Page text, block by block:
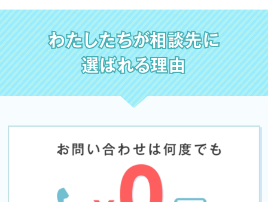
わたしたちが相談先に
選ばれる理由